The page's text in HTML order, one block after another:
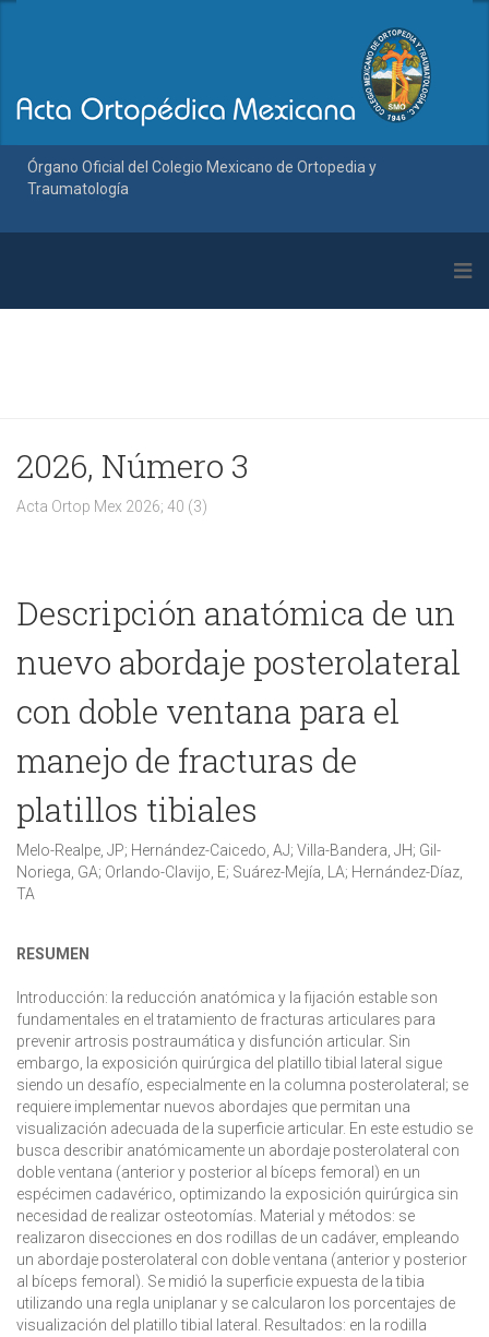
Órgano Oficial del Colegio Mexicano de Ortopedia y
Traumatología
2026, Número 3
Acta Ortop Mex 2026; 40 (3)
Descripción anatómica de un
nuevo abordaje posterolateral
con doble ventana para el
manejo de fracturas de
platillos tibiales
Melo-Realpe, JP; Hernández-Caicedo, AJ; Villa-Bandera, JH; Gil-
Noriega, GA; Orlando-Clavijo, E; Suárez-Mejía, LA; Hernández-Díaz,
TA
RESUMEN
Introducción: la reducción anatómica y la fijación estable son
fundamentales en el tratamiento de fracturas articulares para
prevenir artrosis postraumática y disfunción articular. Sin
embargo, la exposición quirúrgica del platillo tibial lateral sigue
siendo un desafío, especialmente en la columna posterolateral; se
requiere implementar nuevos abordajes que permitan una
visualización adecuada de la superficie articular. En este estudio se
busca describir anatómicamente un abordaje posterolateral con
doble ventana (anterior y posterior al bíceps femoral) en un
espécimen cadavérico, optimizando la exposición quirúrgica sin
necesidad de realizar osteotomías. Material y métodos: se
realizaron disecciones en dos rodillas de un cadáver, empleando
un abordaje posterolateral con doble ventana (anterior y posterior
al bíceps femoral). Se midió la superficie expuesta de la tibia
utilizando una regla uniplanar y se calcularon los porcentajes de
visualización del platillo tibial lateral. Resultados: en la rodilla